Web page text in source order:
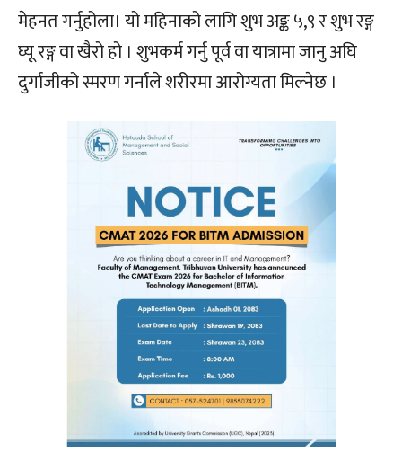
मेहनत गर्नुहोला। यो महिनाको लागि शुभ अङ्क ५,९ र शुभ रङ्ग
घ्यू रङ्ग वा खैरो हो । शुभकर्म गर्नु पूर्व वा यात्रामा जानु अघि
दुर्गाजीको स्मरण गर्नाले शरीरमा आरोग्यता मिल्नेछ ।